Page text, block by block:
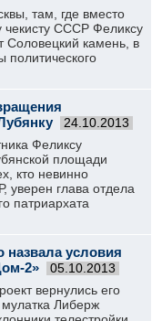
там, где вместо
чекисту СССР Феликсу
Соловецкий камень, в
политического
24.10.2013
Феликсу
площади
кто невинно
уверен глава отдела
патриархата
назвала условия
2»
05.10.2013
вернулись его
мулатка Либерж